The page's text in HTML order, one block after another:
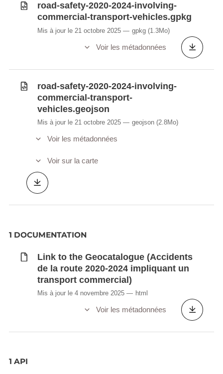
road-safety-2020-2024-involving-
commercial-transport-vehicles.gpkg
Mis à jour le 21 octobre 2025 gpkg (1.3Mo)
Voir les métadonnées
road-safety-2020-2024-involving-
commercial-transport-
vehicles.geojson
Mis à jour le 21 octobre 2025 geojson (2.8Mo)
Voir les métadonnées
Voir sur la carte
1 DOCUMENTATION
Link to the Geocatalogue (Accidents
de la route 2020-2024 impliquant un
transport commercial)
Mis à jour le 4 novembre 2025 html
Voir les métadonnées
1 API